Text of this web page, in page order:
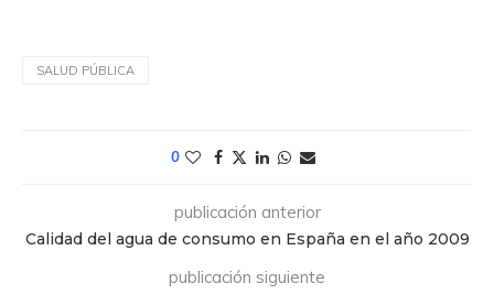
SALUD PÚBLICA
0
publicación anterior
Calidad del agua de consumo en España en el año 2009
publicación siguiente